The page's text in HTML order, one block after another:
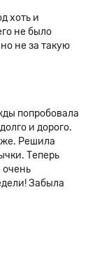
хоть и
не было
не за такую
попробовала
и дорого.
Решила
Теперь
Забыла